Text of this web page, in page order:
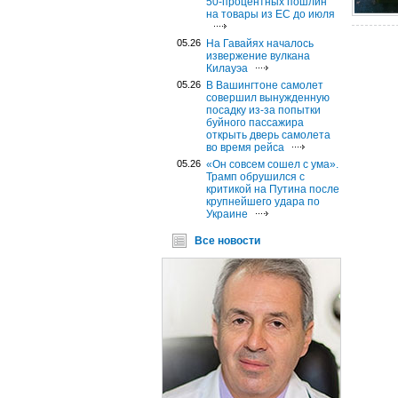
на товары из ЕС до июля
05.26
На Гавайях началось
извержение вулкана
Килауэа
05.26
В Вашингтоне самолет
совершил вынужденную
посадку из-за попытки
буйного пассажира
открыть дверь самолета
во время рейса
05.26 «Он совсем сошел с ума».
Трамп обрушился с
критикой на Путина после
крупнейшего удара по
Украине
Все новости